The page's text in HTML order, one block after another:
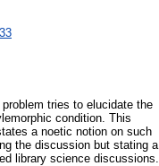
tries to elucidate the
condition. This
a noetic notion on such
the discussion but stating a
library science discussions.